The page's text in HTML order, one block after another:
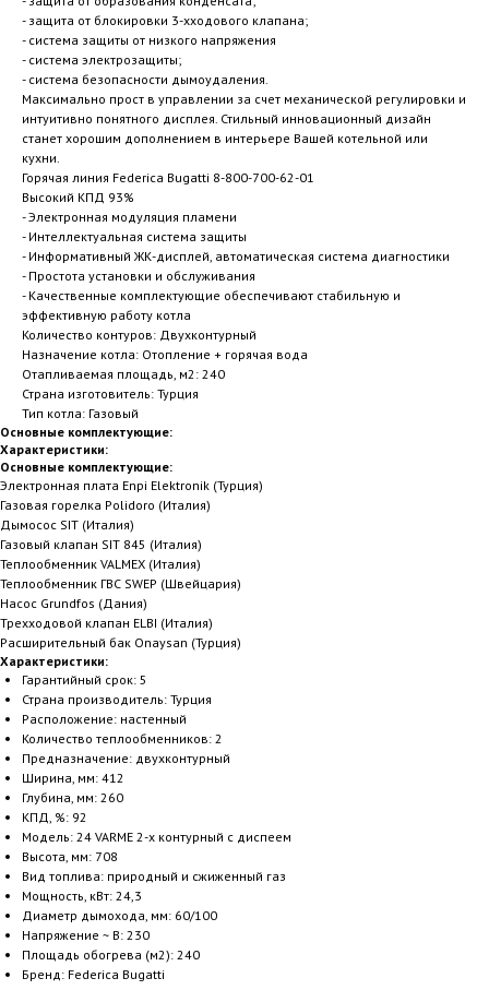
- защита от блокировки 3-хходового клапана;
- система защиты от низкого напряжения
- система электрозащиты;
- система безопасности дымоудаления.
Максимально прост в управлении за счет механической регулировки и
интуитивно понятного дисплея. Стильный инновационный дизайн
станет хорошим дополнением в интерьере Вашей котельной или
кухни.
Горячая линия Federica Bugatti 8-800-700-62-01
Высокий КПД 93%
- Электронная модуляция пламени
- Интеллектуальная система защиты
- Информативный ЖК-дисплей, автоматическая система диагностики
- Простота установки и обслуживания
- Качественные комплектующие обеспечивают стабильную и
эффективную работу котла
Количество контуров: Двухконтурный
Назначение котла: Отопление + горячая вода
Отапливаемая площадь, м2: 240
Страна изготовитель: Турция
Тип котла: Газовый
Основные комплектующие:
Характеристики:
Основные комплектующие:
Электронная плата Enpi Elektronik (Турция)
Газовая горелка Polidoro (Италия)
Дымосос SIT (Италия)
Газовый клапан SIT 845 (Италия)
Теплообменник VALMEX (Италия)
Теплообменник ГВС SWEP (Швейцария)
Насос Grundfos (Дания)
Трехходовой клапан ELBI (Италия)
Расширительный бак Onaysan (Турция)
Характеристики:
Гарантийный срок: 5
Страна производитель: Турция
Расположение: настенный
Количество теплообменников: 2
Предназначение: двухконтурный
Ширина, мм: 412
Глубина, мм: 260
КПД, %: 92
Модель: 24 VARME 2-х контурный с диспеем
Высота, мм: 708
Вид топлива: природный и сжиженный газ
Мощность, кВт: 24,3
Диаметр дымохода, мм: 60/100
Напряжение ~ В: 230
Площадь обогрева (м2): 240
Бренд: Federica Bugatti